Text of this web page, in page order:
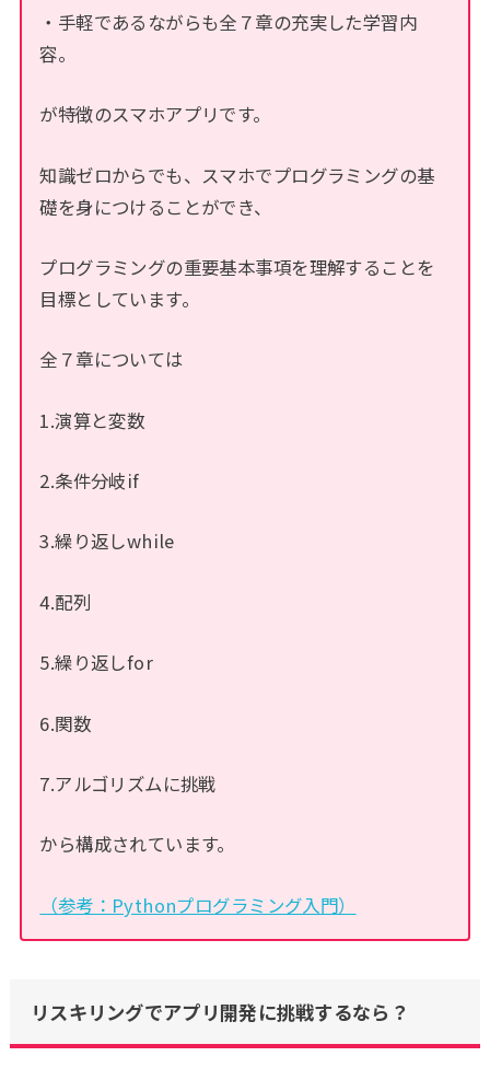
・手軽であるながらも全７章の充実した学習内
容。
が特徴のスマホアプリです。
知識ゼロからでも、スマホでプログラミングの基
礎を身につけることができ、
プログラミングの重要基本事項を理解することを
目標としています。
全７章については
1.演算と変数
2.条件分岐if
3.繰り返しwhile
4.配列
5.繰り返しfor
6.関数
7.アルゴリズムに挑戦
から構成されています。
（参考：Pythonプログラミング入門）
リスキリングでアプリ開発に挑戦するなら？